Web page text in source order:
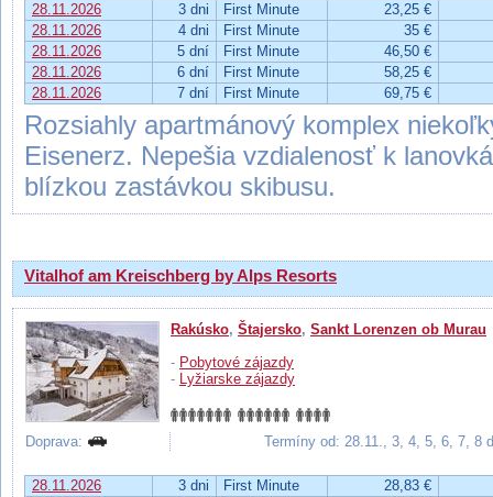
28.11.2026 3 dni First Minute
23,25 €
28.11.2026
4 dni First Minute
35 €
28.11.2026
5 dní First Minute
46,50 €
28.11.2026
6 dní First Minute
58,25 €
28.11.2026
7 dní First Minute 69,75 €
Rozsiahly apartmánový komplex
Eisenerz. Nepešia vzdialenosť k
blízkou zastávkou skibusu.
Vitalhof am Kreischberg by Alps Resorts
Rakúsko, Štajersko, Sankt Lorenzen ob Murau
- Pobytové zájazdy
- Lyžiarske zájazdy
Doprava: Termíny od: 28.11., 3, 4, 5, 6, 7, 8
28.11.2026 3 dni First Minute
28,83 €